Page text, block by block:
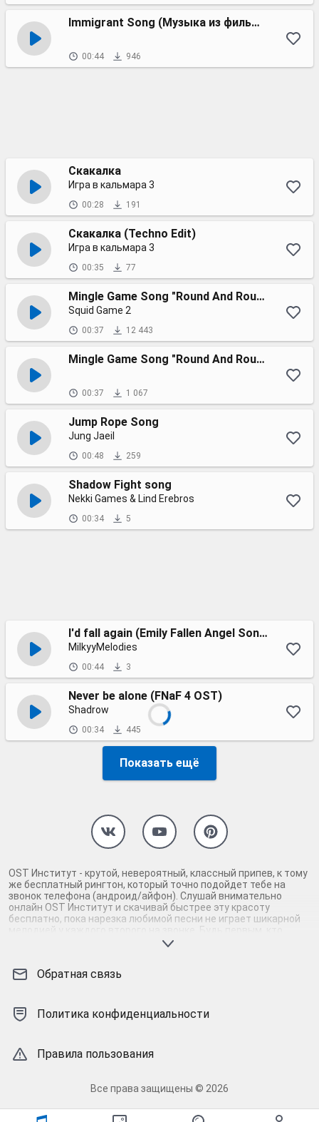
Immigrant Song (Музыка из фильма Девушка с татуировкой дракона)
00:44 946
Скакалка
Игра в кальмара 3
00:28 191
Скакалка (Techno Edit)
Игра в кальмара 3
00:35 77
Mingle Game Song "Round And Round"
Squid Game 2
00:37 12 443
Mingle Game Song "Round And Round"
00:37 1 067
Jump Rope Song
Jung Jaeil
00:48 259
Shadow Fight song
Nekki Games & Lind Erebros
00:34 5
I'd fall again (Emily Fallen Angel Song)
MilkyyMelodies
00:44 3
Never be alone (FNaF 4 OST)
Shadrow
00:34 445
Показать ещё
OST Институт - крутой, невероятный, классный припев, к тому
же бесплатный рингтон, который точно подойдет тебе на
звонок телефона (андроид/айфон). Слушай внимательно
онлайн OST Институт и скачивай быстрее эту красоту
бесплатно, пока нарезка любимой песни не играет шикарной
мелодией у каждого второго на звонке. Будь первым, кто
скачает бесплатно сей шедевр музыки и оценит по
песни на звонок телефона, ну, или m4r мелодию на айфон
музыки сложно будет пропустить мелодию звонка. Соловей -
mp3 и m4r композиции и звуки на звонок, которые зацепят
Обратная связь
Политика конфиденциальности
Правила пользования
Все права защищены © 2026